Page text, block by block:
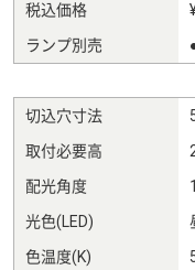
税込価格
ランプ別売
切込穴寸法
取付必要高
配光角度
光色(LED)
色温度(K)